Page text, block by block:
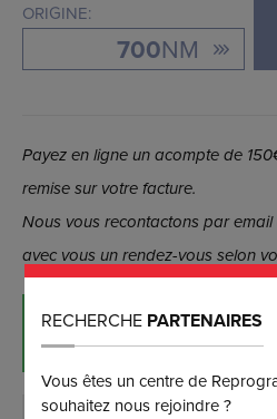
ORIGINE:
700NM
Payez en ligne un acompte de
remise sur votre facture.
Nous vous recontactons par email
avec vous un rendez-vous selon
RÉSERVER MAINTENANT
(et bénéficiez d’une remise de 5%)
RECHERCHE PARTENAIRES
Vous êtes un centre de
souhaitez nous rejoindre ?